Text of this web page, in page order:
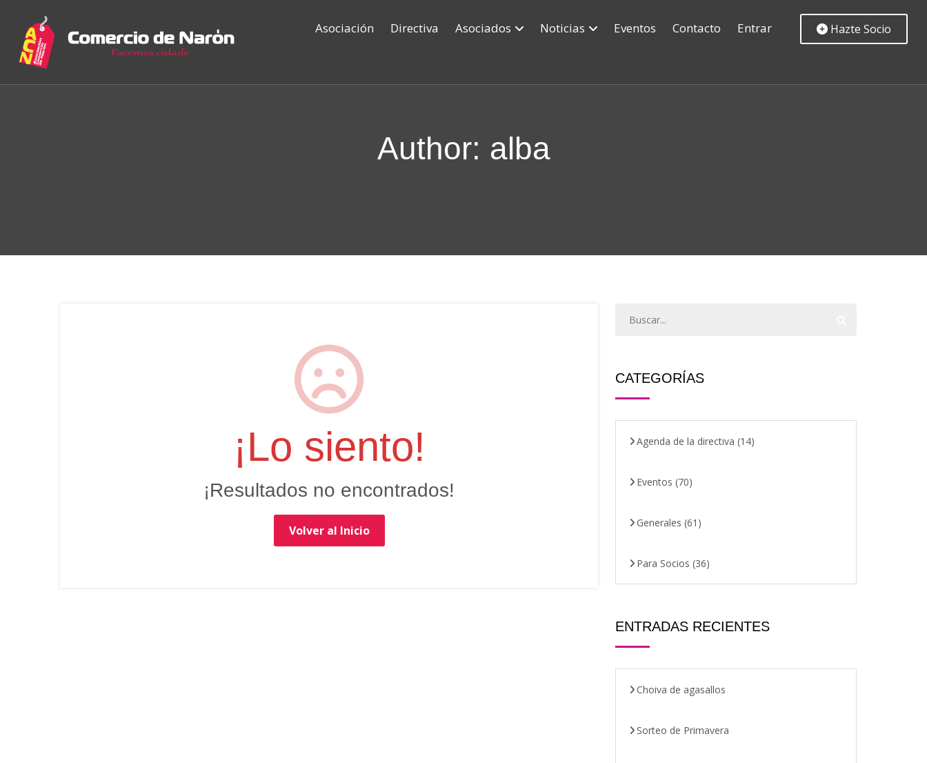
Asociación Directiva Asociados Noticias Eventos Contacto Entrar Hazte Socio
Author: alba
¡Lo siento!
¡Resultados no encontrados!
Volver al Inicio
CATEGORÍAS
Agenda de la directiva (14)
Eventos (70)
Generales (61)
Para Socios (36)
ENTRADAS RECIENTES
Choiva de agasallos
Sorteo de Primavera